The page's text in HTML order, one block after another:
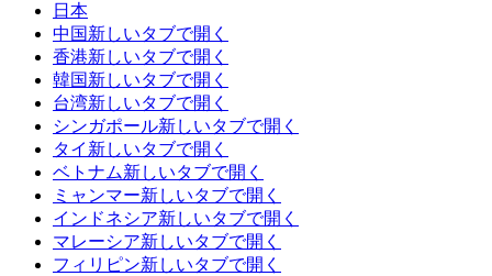
日本
中国新しいタブで開く
香港新しいタブで開く
韓国新しいタブで開く
台湾新しいタブで開く
シンガポール新しいタブで開く
タイ 新しいタブで開く
ベトナム新しいタブで開く
ミャンマー新しいタブで開く
インドネシア新しいタブで開く
マレーシア新しいタブで開く
フィリピン新しいタブで開く